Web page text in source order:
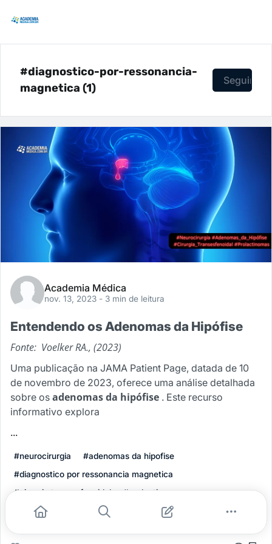
#diagnostico-por-ressonancia-
magnetica (1)
Seguir
Academia Médica
nov. 13, 2023 - 3 min de leitura
Entendendo os Adenomas da Hipófise
Fonte: Voelker RA., (2023)
Uma publicação na JAMA Patient Page, datada de 10
de novembro de 2023, oferece uma análise detalhada
sobre os adenomas da hipófise . Este recurso
informativo explora
...
#neurocirurgia
#adenomas da hipofise
#diagnostico por ressonancia magnetica
#cirurgia transesfenoidal
#prolactinomas
Leia mais